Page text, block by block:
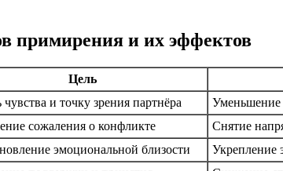
примирения и их эффектов
Цель
и точку зрения партнёра Уменьшение
сожаления о конфликте Снятие
эмоциональной близости Укрепление